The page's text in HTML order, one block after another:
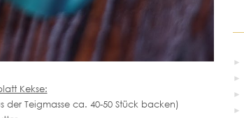
Kekse:
der Teigmasse ca. 40-50 Stück backen)
►
►
►
►